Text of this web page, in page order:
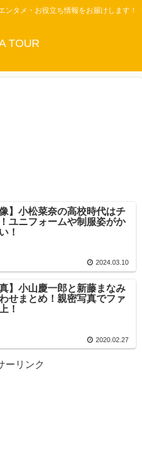
タメ・お役立ち情報をお届けします！
TOUR
像】小松菜奈の高校時代はチ
ユニフォームや制服姿がか
！
2024.03.10
真】小山慶一郎と新藤まなみ
せまとめ！親密写真でファ
！
2020.02.27
ーリンク